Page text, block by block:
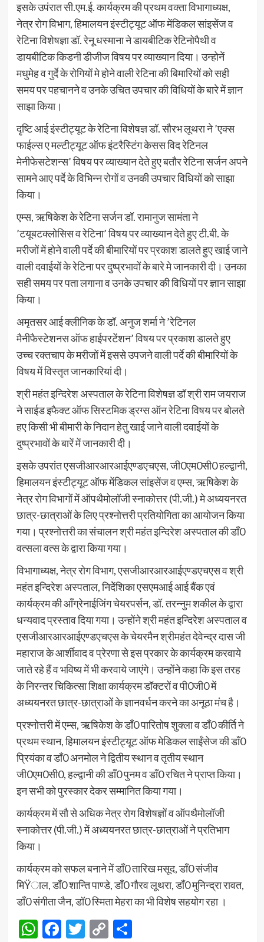
इसके उपंरात सी.एम.ई. कार्यक्रम की प्रथम वक्ता विभागाध्यक्ष,
नेत्र रोग विभाग, हिमालयन इंस्टीट्यूट ऑफ मेंडिकल सांइसेंज व
रेटिना विशेषज्ञा डॉ. रेनू धस्माना ने डायबीटिक रेटिनोपैथी व
डायबीटिक किडनी डीजीज विषय पर व्याख्यान दिया। उन्होनें
मधुमेह व गुर्दे के रोगियों मे होने वाली रेटिना की बिमारियों को सही
समय पर पहचानने व उनके उचित उपचार की विधियों के बारे में ज्ञान
साझा किया।
दृष्टि आई इंस्टीट्यूट के रेटिना विशेषज्ञ डॉ. सौरभ लूथरा ने ’एक्स
फाईल्स ए मल्टीट्यूट ऑफ इंटरैस्टिंग केसस विद रेटिनल
मेनीफेसटेशन्स’ विषय पर व्याख्यान देते हुए बतौर रेटिना सर्जन अपने
सामने आए पर्दे के विभिन्न रोगों व उनकी उपचार विधियों को साझा
किया।
एम्स, ऋषिकेश के रेटिना सर्जन डॉ. रामानुज सामंता ने
’टयूबटक्लोसिस व रेटिना’ विषय पर व्याख्यान देते हुए टी.बी. के
मरीजों में होने वाली पर्दे की बीमारियों पर प्रकाश डालते हुए खाई जाने
वाली दवाईयों के रेटिना पर दुष्प्रभावों के बारे मे जानकारी दी। उनका
सही समय पर पता लगाना व उनके उपचार की विधियों पर ज्ञान साझा
किया।
अमृतसर आई क्लीनिक के डॉ. अनुज शर्मा ने ’रेटिनल
मैनीफैस्टेशनस ऑफ हाईपरटेंशन’ विषय पर प्रकाश डालते हुए
उच्च रक्तचाप के मरीजों में इससे उपजने वाली पर्दे की बीमारियों के
विषय में विस्तृत जानकारियां दी।
श्री महंत इन्दिरेश अस्पताल के रेटिना विशेषज्ञ डॉ श्री राम जयराज
ने साईड इफैक्ट ऑफ सिस्टमिक ड्रग्स ऑन रेटिना विषय पर बोलते
हए किसी भी बीमारी के निदान हेतु खाई जाने वाली दवाईयों के
दुष्प्रभावों के बारें में जानकारी दी।
इसके उपरांत एसजीआरआरआईएण्डएचएस, जी0एम0सी0 हल्द्वानी,
हिमालयन इंस्टीट्यूट ऑफ मेंडिकल सांइसेंज व एम्स, ऋषिकेश के
नेत्र रोग विभागों में ऑपथैमोलॉजी स्नाकोत्तर (पी.जी.) मे अध्ययनरत
छात्र-छात्राओं के लिए प्रश्नोत्तरी प्रतियोगिता का आयोजन किया
गया। प्रश्नोत्तरी का संचालन श्री महंत इन्दिरेश अस्पताल की डॉं0
वत्सला वत्स के द्वारा किया गया।
विभागाध्यक्ष, नेत्र रोग विभाग, एसजीआरआरआईएण्डएचएस व श्री
महंत इन्दिरेश अस्पताल, निदेेंशिका एसएमआई आई बैंक एवं
कार्यक्रम की आँग्रेनाईजिंग चेयरपर्सन, डॉ. तरन्नुम शकील के द्वारा
धन्यवाद प्रस्ताव दिया गया। उन्होंने श्री महंत इन्दिरेेश अस्पताल व
एसजीआरआरआईएण्डएचएस के चेयरमैन श्रीमहंत देवेन्द्र दास जी
महाराज के आर्शीवाद व प्रेरणा से इस प्रकार के कार्यक्रम करवाये
जाते रहे हैं व भविष्य में भी करवाये जाएंगे। उन्होंने कहा कि इस तरह
के निरन्तर चिकित्सा शिक्षा कार्यक्रम डॉक्टरों व पी0जी0 में
अध्ययनरत छात्र-छात्राओं के ज्ञानवर्धन करने का अनूठा मंच है।
प्रश्नोत्तरी में एम्स, ऋषिकेश के डॉं0 पारितोष शुक्ला व डॉं0 कीर्ति ने
प्रथम स्थान, हिमालयन इंस्टीट्यूट ऑफ मेडिकल साईंसेज की डॉं0
प्रियंका व डॉं0 अनमोल ने द्वितीय स्थान व तृतीय स्थान
जी0एम0सी0, हल्द्वानी की डॉं0 पुनम व डॉं0 रचित ने प्राप्त किया।
इन सभी को पुरस्कार देकर सम्मानित किया गया।
कार्यक्रम में सौ से अधिक नेत्र रोग विशेषज्ञों व ऑपथैमोलॉजी
स्नाकोत्तर (पी.जी.) में अध्ययनरत छात्र-छात्राओं ने प्रतिभाग
किया।
कार्यक्रम को सफल बनाने में डॉं0 तारिख मसूद, डॉं0 संजीव
मिŸाल, डॉं0 शान्ति पाण्डे, डॉं0 गौरव लूथरा, डॉं0 मुनिन्द्रा रावत,
डॉं0 संगीता जैन, डॉ0 स्मिता मेहरा का भी विशेष सहयोग रहा ।
WhatsApp
Facebook
Twitter
CopyShare